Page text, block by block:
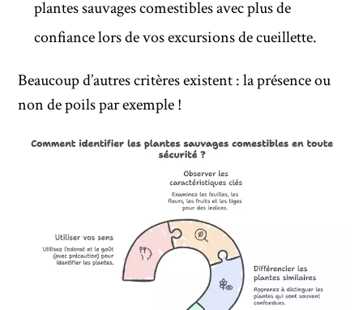
plantes sauvages comestibles avec plus de
confiance lors de vos excursions de cueillette.
Beaucoup d’autres critères existent : la présence ou
non de poils par exemple !